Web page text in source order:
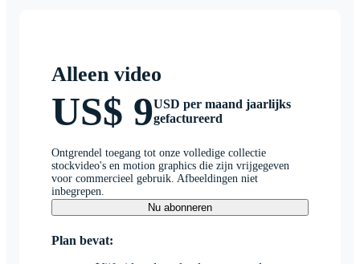
Alleen video
US$ 9USD per maand jaarlijks
gefactureerd
Ontgrendel toegang tot onze volledige collectie
stockvideo's en motion graphics die zijn vrijgegeven
voor commercieel gebruik. Afbeeldingen niet
inbegrepen.
Nu abonneren
Plan bevat: